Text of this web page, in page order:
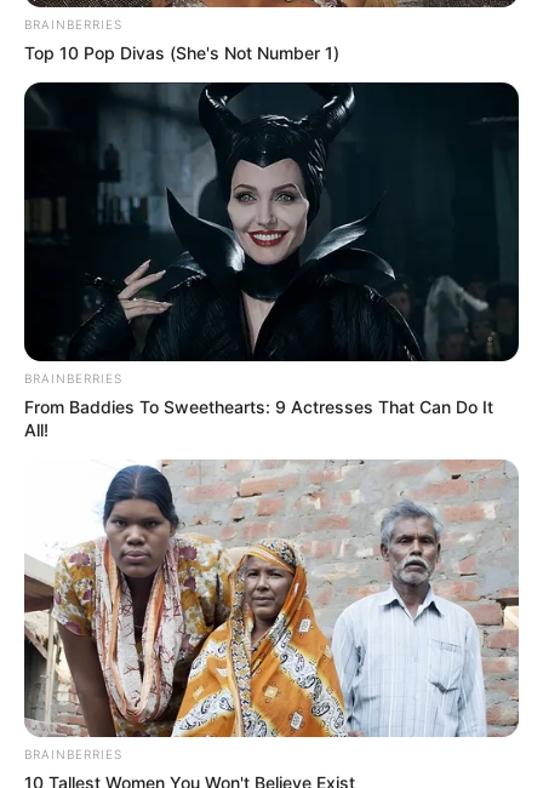
ALERTA BOGOTÁ EN GOOGLE NEWS
TEMAS RELACIONADOS
TRAMITES EN LÍNEA
CATASTRO
IMPUESTO PREDIAL
VIVIENDAS
MANTÉNGASE EN ALERTA
interesan. Para estar bien informado, por
favor, active las notificaciones de Alerta.
ACTIVAR AHORA
TEMAS DESTACADOS
RECIBO DEL AGUA
CUNDINAMARCA
DESAPARECIDOS
BRAINBERRIES
Top 10 Pop Divas (She's Not Number 1)
BRAINBERRIES
From Baddies To Sweethearts: 9 Actresses That Can Do It
All!
BRAINBERRIES
10 Tallest Women You Won't Believe Exist